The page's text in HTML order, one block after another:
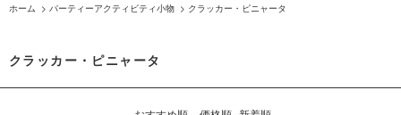
ホーム > パーティーアクティビティ小物 > クラッカー・ピニャータ
クラッカー・ピニャータ